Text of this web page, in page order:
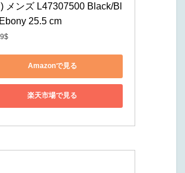
メンズ L47307500 Black/Bl
25.5 cm
Amazonで見る
楽天市場で見る